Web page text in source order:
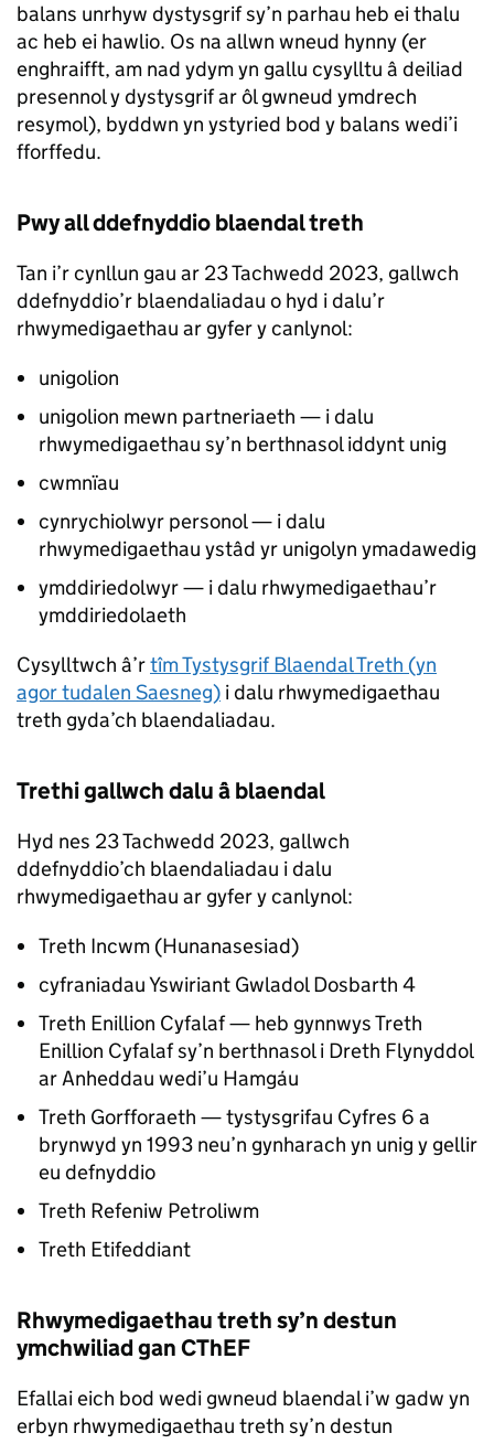
balans unrhyw dystysgrif sy’n parhau heb ei thalu
ac heb ei hawlio. Os na allwn wneud hynny (er
enghraifft, am nad ydym yn gallu cysylltu â deiliad
presennol y dystysgrif ar ôl gwneud ymdrech
resymol), byddwn yn ystyried bod y balans wedi’i
fforffedu.
Pwy all ddefnyddio blaendal treth
Tan i’r cynllun gau ar 23 Tachwedd 2023, gallwch
ddefnyddio’r blaendaliadau o hyd i dalu’r
rhwymedigaethau ar gyfer y canlynol:
unigolion
unigolion mewn partneriaeth — i dalu
rhwymedigaethau sy’n berthnasol iddynt unig
cwmnïau
cynrychiolwyr personol — i dalu
rhwymedigaethau ystâd yr unigolyn ymadawedig
ymddiriedolwyr — i dalu rhwymedigaethau’r
ymddiriedolaeth
Cysylltwch â’rtîm Tystysgrif Blaendal Treth (yn
agor tudalen Saesneg) i dalu rhwymedigaethau
treth gyda’ch blaendaliadau.
Trethi gallwch dalu â blaendal
Hyd nes 23 Tachwedd 2023, gallwch
ddefnyddio’ch blaendaliadau i dalu
rhwymedigaethau ar gyfer y canlynol:
Treth Incwm (Hunanasesiad)
cyfraniadau Yswiriant Gwladol Dosbarth 4
Treth Enillion Cyfalaf — heb gynnwys Treth
Enillion Cyfalaf sy’n berthnasol i Dreth Flynyddol
ar Anheddau wedi’u Hamgáu
Treth Gorfforaeth — tystysgrifau Cyfres 6 a
brynwyd yn 1993 neu’n gynharach yn unig y gellir
eu defnyddio
Treth Refeniw Petroliwm
Treth Etifeddiant
Rhwymedigaethau treth sy’n destun
ymchwiliad gan CThEF
Efallai eich bod wedi gwneud blaendal i’w gadw yn
erbyn rhwymedigaethau treth sy’n destun